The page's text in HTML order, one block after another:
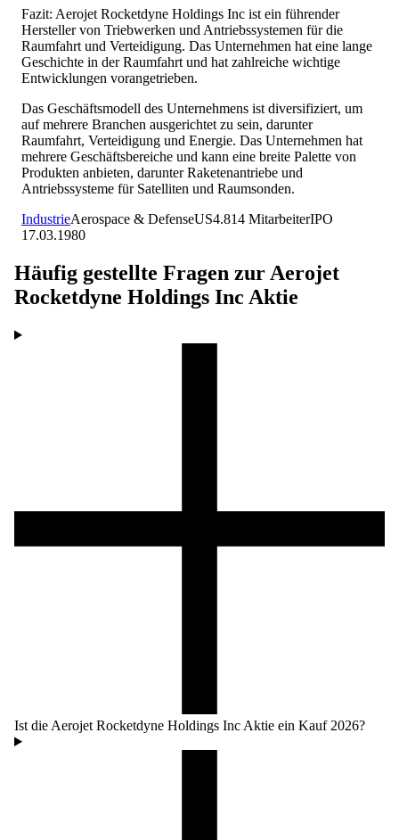
Fazit: Aerojet Rocketdyne Holdings Inc ist ein führender
Hersteller von Triebwerken und Antriebssystemen für die
Raumfahrt und Verteidigung. Das Unternehmen hat eine lange
Geschichte in der Raumfahrt und hat zahlreiche wichtige
Entwicklungen vorangetrieben.
Das Geschäftsmodell des Unternehmens ist diversifiziert, um
auf mehrere Branchen ausgerichtet zu sein, darunter
Raumfahrt, Verteidigung und Energie. Das Unternehmen hat
mehrere Geschäftsbereiche und kann eine breite Palette von
Produkten anbieten, darunter Raketenantriebe und
Antriebssysteme für Satelliten und Raumsonden.
IndustrieAerospace & DefenseUS4.814 MitarbeiterIPO
17.03.1980
Häufig gestellte Fragen zur Aerojet
Rocketdyne Holdings Inc Aktie
Ist die Aerojet Rocketdyne Holdings Inc Aktie ein Kauf 2026?